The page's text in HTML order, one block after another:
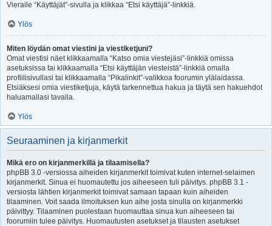
Vieraile “Käyttäjät”-sivulla ja klikkaa “Etsi käyttäjä”-linkkiä.
Ylös
Miten löydän omat viestini ja viestiketjuni?
Omat viestisi näet klikkaamalla “Katso omia viestejäsi”-linkkiä omissa
asetuksissa tai klikkaamalla “Etsi käyttäjän viesteistä”-linkkiä omalla
profiilisivullasi tai klikkaamalla “Pikalinkit”-valikkoa foorumin ylälaidassa.
Etsiäksesi omia viestiketjuja, käytä tarkennettua hakua ja täytä sen hakuehdot
haluamallasi tavalla.
Ylös
Seuraaminen ja kirjanmerkit
Mikä ero on kirjanmerkillä ja tilaamisella?
phpBB 3.0 -versiossa aiheiden kirjanmerkit toimivat kuten internet-selaimen
kirjanmerkit. Sinua ei huomautettu jos aiheeseen tuli päivitys. phpBB 3.1 -
versiosta lähtien kirjanmerkit toimivat samaan tapaan kuin aiheiden
tilaaminen. Voit saada ilmoituksen kun aihe josta sinulla on kirjanmerkki
päivittyy. Tilaaminen puolestaan huomauttaa sinua kun aiheeseen tai
foorumiin tulee päivitys. Huomautusten asetukset ja tilausten asetukset